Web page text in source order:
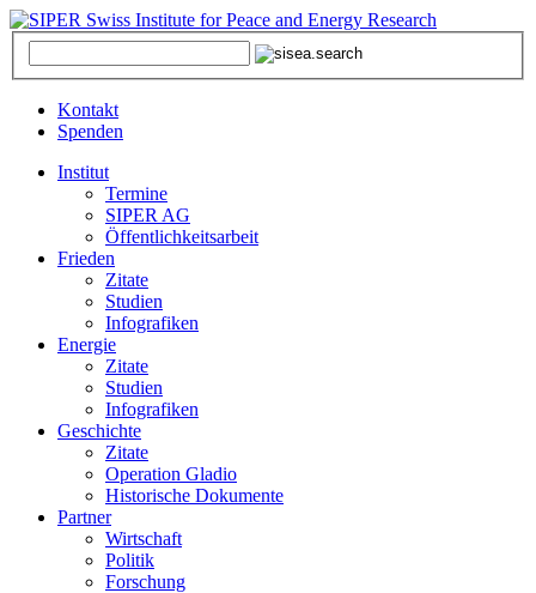
Kontakt
Spenden
Institut
Termine
SIPER AG
Öffentlichkeitsarbeit
Frieden
Zitate
Studien
Infografiken
Energie
Zitate
Studien
Infografiken
Geschichte
Zitate
Operation Gladio
Historische Dokumente
Partner
Wirtschaft
Politik
Forschung